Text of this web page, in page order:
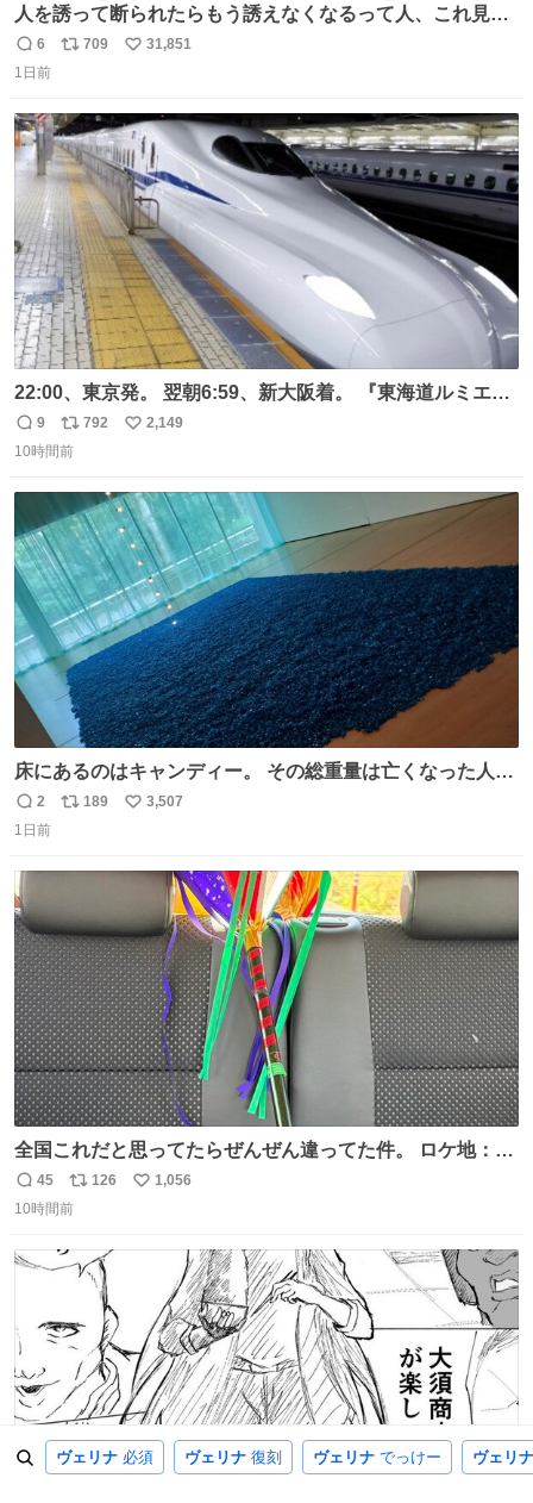
ヴェリナ 必須 ヴェリナ 復刻 ヴェリナ でっけー ヴェリナ
人を誘って断られたらもう誘えなくなるって人、これ見て
元気出してほしい
返
信
6
リ
ト
数
709
い
数
31,851
1日前
22:00、東京発。 翌朝6:59、新大阪着。 『東海道ルミエー
ルエクスプレス』が今夜、初運行！ 岐阜羽島駅で夜を越す
東海道新幹線。寝台列車じゃないのに、朝まで新幹線とい
エクスプレス
返
信
9
リ
ポ
ト
数
792
い
数
2,149
10時間前
床にあるのはキャンディー。 その総重量は亡くなった人と
同等の重さだそうです。 鑑賞者は一つ持ち帰れますが、亡
くなった人の一部を持ち帰っているような感覚になりまし
術館
返
信
2
リ
189
い
3,507
1日前
全国これだと思ってたらぜんぜん違ってた件。 ロケ地：広
島
返
信
45
リ
ポ
ト
126
い
1,056
10時間前